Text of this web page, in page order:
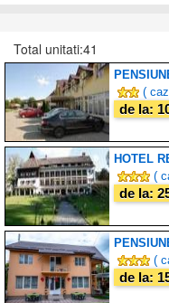
Total unitati:41
(
de la:
HOTEL
(
de la:
(
de la: